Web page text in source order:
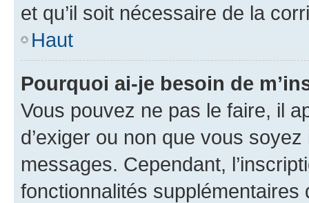
et qu’il soit nécessaire de la
Haut
Pourquoi ai-je besoin de
Vous pouvez ne pas le faire, il
d’exiger ou non que vous
messages. Cependant,
fonctionnalités